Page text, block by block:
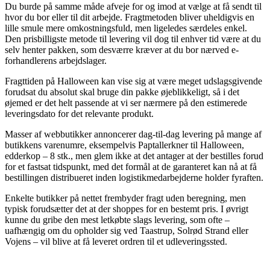
Du burde på samme måde afveje for og imod at vælge at få sendt til
hvor du bor eller til dit arbejde. Fragtmetoden bliver uheldigvis en
lille smule mere omkostningsfuld, men ligeledes særdeles enkel.
Den prisbilligste metode til levering vil dog til enhver tid være at du
selv henter pakken, som desværre kræver at du bor nærved e-
forhandlerens arbejdslager.
Fragttiden på Halloween kan vise sig at være meget udslagsgivende
forudsat du absolut skal bruge din pakke øjeblikkeligt, så i det
øjemed er det helt passende at vi ser nærmere på den estimerede
leveringsdato for det relevante produkt.
Masser af webbutikker annoncerer dag-til-dag levering på mange af
butikkens varenumre, eksempelvis Paptallerkner til Halloween,
edderkop – 8 stk., men glem ikke at det antager at der bestilles forud
for et fastsat tidspunkt, med det formål at de garanteret kan nå at få
bestillingen distribueret inden logistikmedarbejderne holder fyraften.
Enkelte butikker på nettet frembyder fragt uden beregning, men
typisk forudsætter det at der shoppes for en bestemt pris. I øvrigt
kunne du gribe den mest letkøbte slags levering, som ofte –
uafhængig om du opholder sig ved Taastrup, Solrød Strand eller
Vojens – vil blive at få leveret ordren til et udleveringssted.